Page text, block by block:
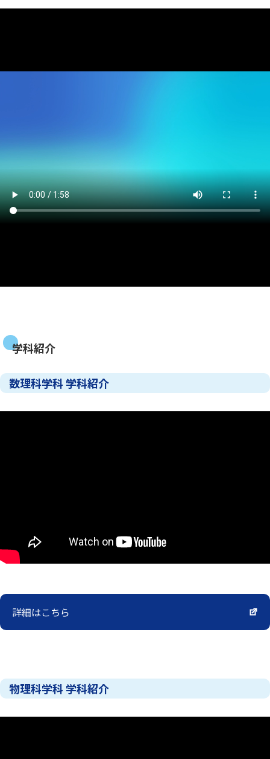
学科紹介
数理科学科 学科紹介
詳細はこちら
物理科学科 学科紹介